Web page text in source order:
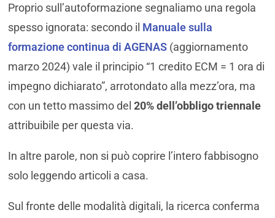
Proprio sull’autoformazione segnaliamo una regola
spesso ignorata: secondo il Manuale sulla
formazione continua di AGENAS (aggiornamento
marzo 2024) vale il principio “1 credito ECM = 1 ora di
impegno dichiarato”, arrotondato alla mezz’ora, ma
con un tetto massimo del 20% dell’obbligo triennale
attribuibile per questa via.
In altre parole, non si può coprire l’intero fabbisogno
solo leggendo articoli a casa.
Sul fronte delle modalità digitali, la ricerca conferma